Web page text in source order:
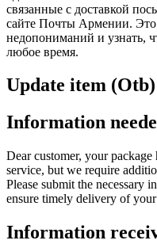
связанные с доставкой
сайте Почты Армении.
недопониманий и узнать,
любое время.
Update item (Otb)
Information
Dear customer, your package
service, but we require
Please submit the necessary
ensure timely delivery of your
Information